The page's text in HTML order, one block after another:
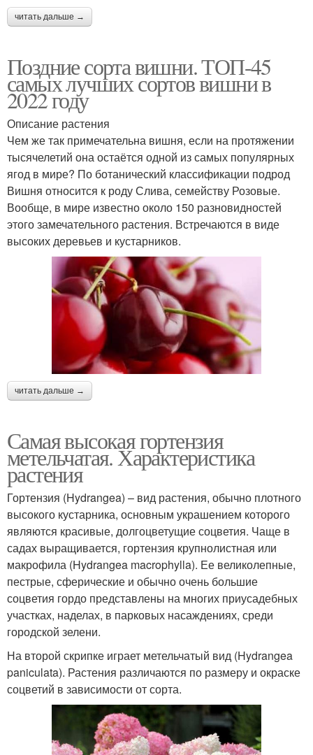
читать дальше →
Поздние сорта вишни. ТОП-45
самых лучших сортов вишни в
2022 году
Описание растения
Чем же так примечательна вишня, если на протяжении
тысячелетий она остаётся одной из самых популярных
ягод в мире? По ботанический классификации подрод
Вишня относится к роду Слива, семейству Розовые.
Вообще, в мире известно около 150 разновидностей
этого замечательного растения. Встречаются в виде
высоких деревьев и кустарников.
читать дальше →
Самая высокая гортензия
метельчатая. Характеристика
растения
Гортензия (Hydrangea) – вид растения, обычно плотного
высокого кустарника, основным украшением которого
являются красивые, долгоцветущие соцветия. Чаще в
садах выращивается, гортензия крупнолистная или
макрофила (Hydrangea macrophylla). Ее великолепные,
пестрые, сферические и обычно очень большие
соцветия гордо представлены на многих приусадебных
участках, наделах, в парковых насаждениях, среди
городской зелени.
На второй скрипке играет метельчатый вид (Hydrangea
paniculata). Растения различаются по размеру и окраске
соцветий в зависимости от сорта.